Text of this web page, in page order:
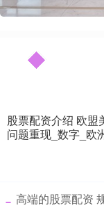
股票配资介绍 欧盟
问题重现_数字_欧
高端的股票配资